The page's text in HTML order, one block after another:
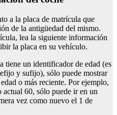
a la placa de matrícula que
de la antigüedad del mismo.
lea la siguiente información
la placa en su vehículo.
tiene un identificador de edad (es
y sufijo), sólo puede mostrar
o más reciente. Por ejemplo,
60, sólo puede ir en un
vez como nuevo el 1 de